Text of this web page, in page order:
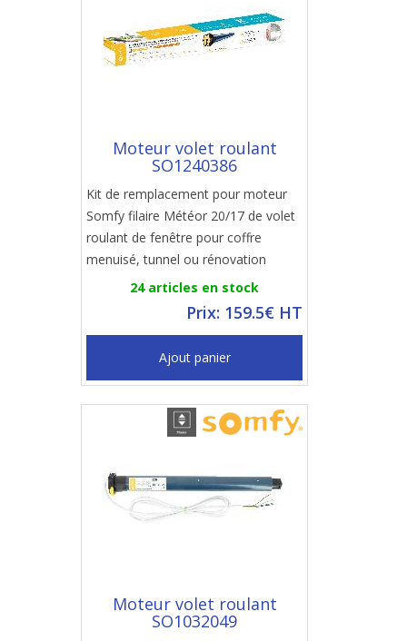
Moteur volet roulant
SO1240386
Kit de remplacement pour moteur
Somfy filaire Météor 20/17 de volet
roulant de fenêtre pour coffre
menuisé, tunnel ou rénovation
24 articles en stock
Prix: 159.5€ HT
Ajout panier
Moteur volet roulant
SO1032049